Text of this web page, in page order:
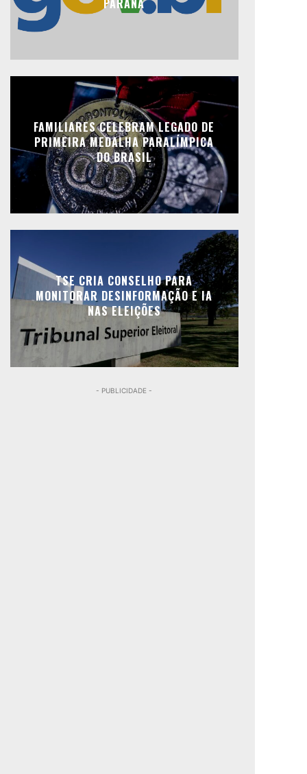
PARANÁ
FAMILIARES CELEBRAM LEGADO DE
PRIMEIRA MEDALHA PARALÍMPICA
DO BRASIL
TSE CRIA CONSELHO PARA
MONITORAR DESINFORMAÇÃO E IA
NAS ELEIÇÕES
- PUBLICIDADE -